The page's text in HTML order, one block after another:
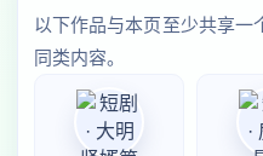
以下作品与本页至少共享一
同类内容。